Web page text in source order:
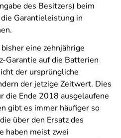
des Besitzers) beim
Garantieleistung in
eine zehnjährige
Garantie auf die Batterien
der ursprüngliche
der jetzige Zeitwert. Dies
die Ende 2018 ausgelaufene
gibt es immer häufiger so
über den Ersatz des
haben meist zwei